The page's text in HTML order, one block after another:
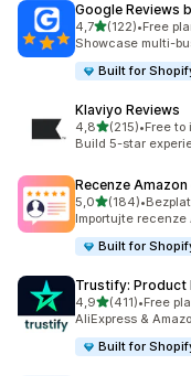
Google Reviews
4,7z 5 hvězd
(122)
Celkový počet
•Free
Showcase multi-
Built for
Klaviyo Reviews
4,8z 5 hvězd
(215)
Celkový počet
•Free to
Build 5-star
Recenze
5,0z 5 hvězd
(184)
Celkový počet
•
Importujte recenze
Built for
Trustify: Product
4,9z 5 hvězd
(411)
Celkový počet
•Free
AliExpress &
Built for